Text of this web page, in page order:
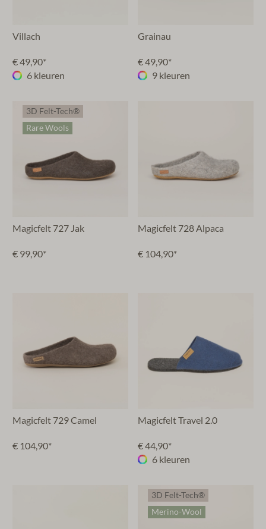
Villach
€ 49,90*
6 kleuren
Grainau
€ 49,90*
9 kleuren
3D Felt-Tech®
Rare Wools
Magicfelt 727 Jak
€ 99,90*
Magicfelt 728 Alpaca
€ 104,90*
Magicfelt 729 Camel
€ 104,90*
Magicfelt Travel 2.0
€ 44,90*
6 kleuren
3D Felt-Tech®
Merino-Wool